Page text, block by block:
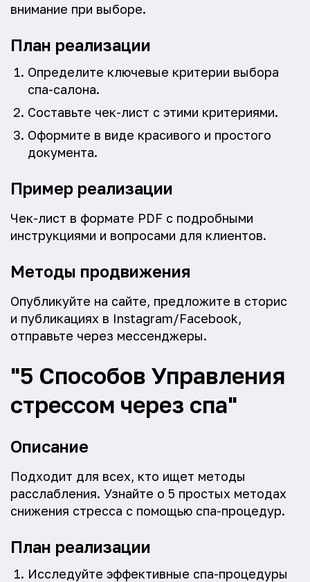
внимание при выборе.
План реализации
Определите ключевые критерии выбора
спа-салона.
Составьте чек-лист с этими критериями.
Оформите в виде красивого и простого
документа.
Пример реализации
Чек-лист в формате PDF с подробными
инструкциями и вопросами для клиентов.
Методы продвижения
Опубликуйте на сайте, предложите в сторис
и публикациях в Instagram/Facebook,
отправьте через мессенджеры.
"5 Способов Управления
стрессом через спа"
Описание
Подходит для всех, кто ищет методы
расслабления. Узнайте о 5 простых методах
снижения стресса с помощью спа-процедур.
План реализации
Исследуйте эффективные спа-процедуры